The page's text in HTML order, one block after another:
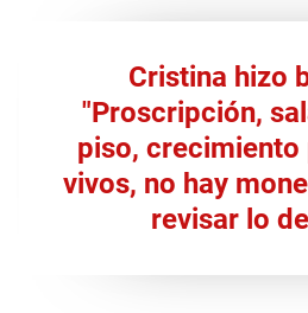
Cristina hizo
"Proscripción,
piso, crecimiento
vivos, no hay
revisar lo